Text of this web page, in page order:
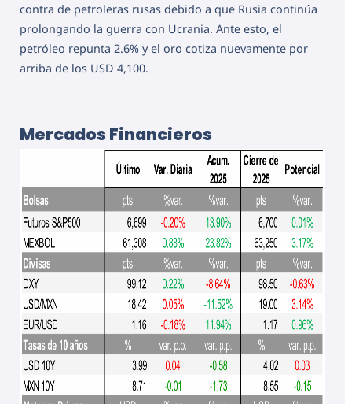
contra de petroleras rusas debido a que Rusia continúa
prolongando la guerra con Ucrania. Ante esto, el
petróleo repunta 2.6% y el oro cotiza nuevamente por
arriba de los USD 4,100.
Mercados Financieros